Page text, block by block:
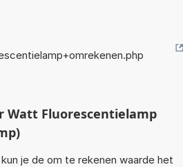
Watt Fluorescentielamp
je de om te rekenen waarde het